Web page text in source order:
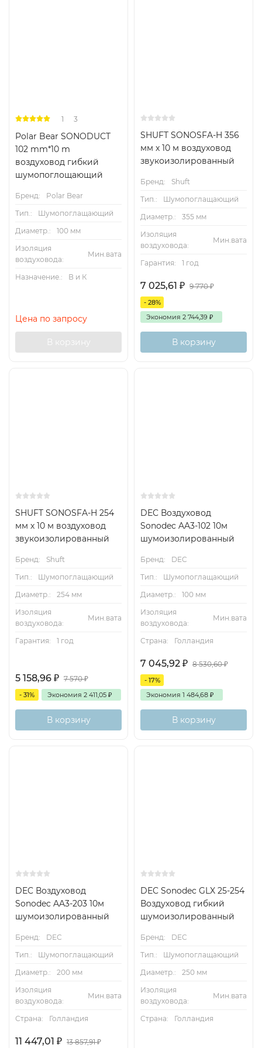
1 3
Polar Bear SONODUCT
102 mm*10 m
воздуховод гибкий
шумопоглощающий
Бренд:
Polar Bear
Тип.:
Шумопоглащающий
Диаметр.:
100 мм
Изоляция
воздуховода:
Мин.вата
Назначение.: В и К
Цена по запросу
В корзину
SHUFT SONOSFA-H 356
мм х 10 м воздуховод
звукоизолированный
Бренд:
Shuft
Тип.:
Шумопоглащающий
Диаметр.:
355 мм
Изоляция
воздуховода:
Мин.вата
Гарантия: 1 год
7 025,61 ₽ 9 770₽
- 28%
Экономия 2 744,39 ₽
В корзину
SHUFT SONOSFA-H 254
мм х 10 м воздуховод
звукоизолированный
Бренд:
Shuft
Тип.:
Шумопоглащающий
Диаметр.:
254 мм
Изоляция
воздуховода:
Мин.вата
Гарантия: 1 год
5 158,96 ₽ 7 570₽
- 31% Экономия 2 411,05 ₽
В корзину
DEC Воздуховод
Sonodec AA3-102 10м
шумоизолированный
Бренд:
DEC
Тип.:
Шумопоглащающий
Диаметр.:
100 мм
Изоляция
воздуховода:
Мин.вата
Страна: Голландия
7 045,92 ₽ 8 530,60₽
- 17%
Экономия 1 484,68 ₽
В корзину
DEC Воздуховод
Sonodec AA3-203 10м
шумоизолированный
Бренд:
DEC
Тип.:
Шумопоглащающий
Диаметр.:
200 мм
Изоляция
воздуховода:
Мин.вата
Страна: Голландия
11 447,01 ₽ 13 857,91₽
DEC Sonodec GLX 25-254
Воздуховод гибкий
шумоизолированный
Бренд:
DEC
Тип.:
Шумопоглащающий
Диаметр.:
250 мм
Изоляция
воздуховода:
Мин.вата
Страна: Голландия